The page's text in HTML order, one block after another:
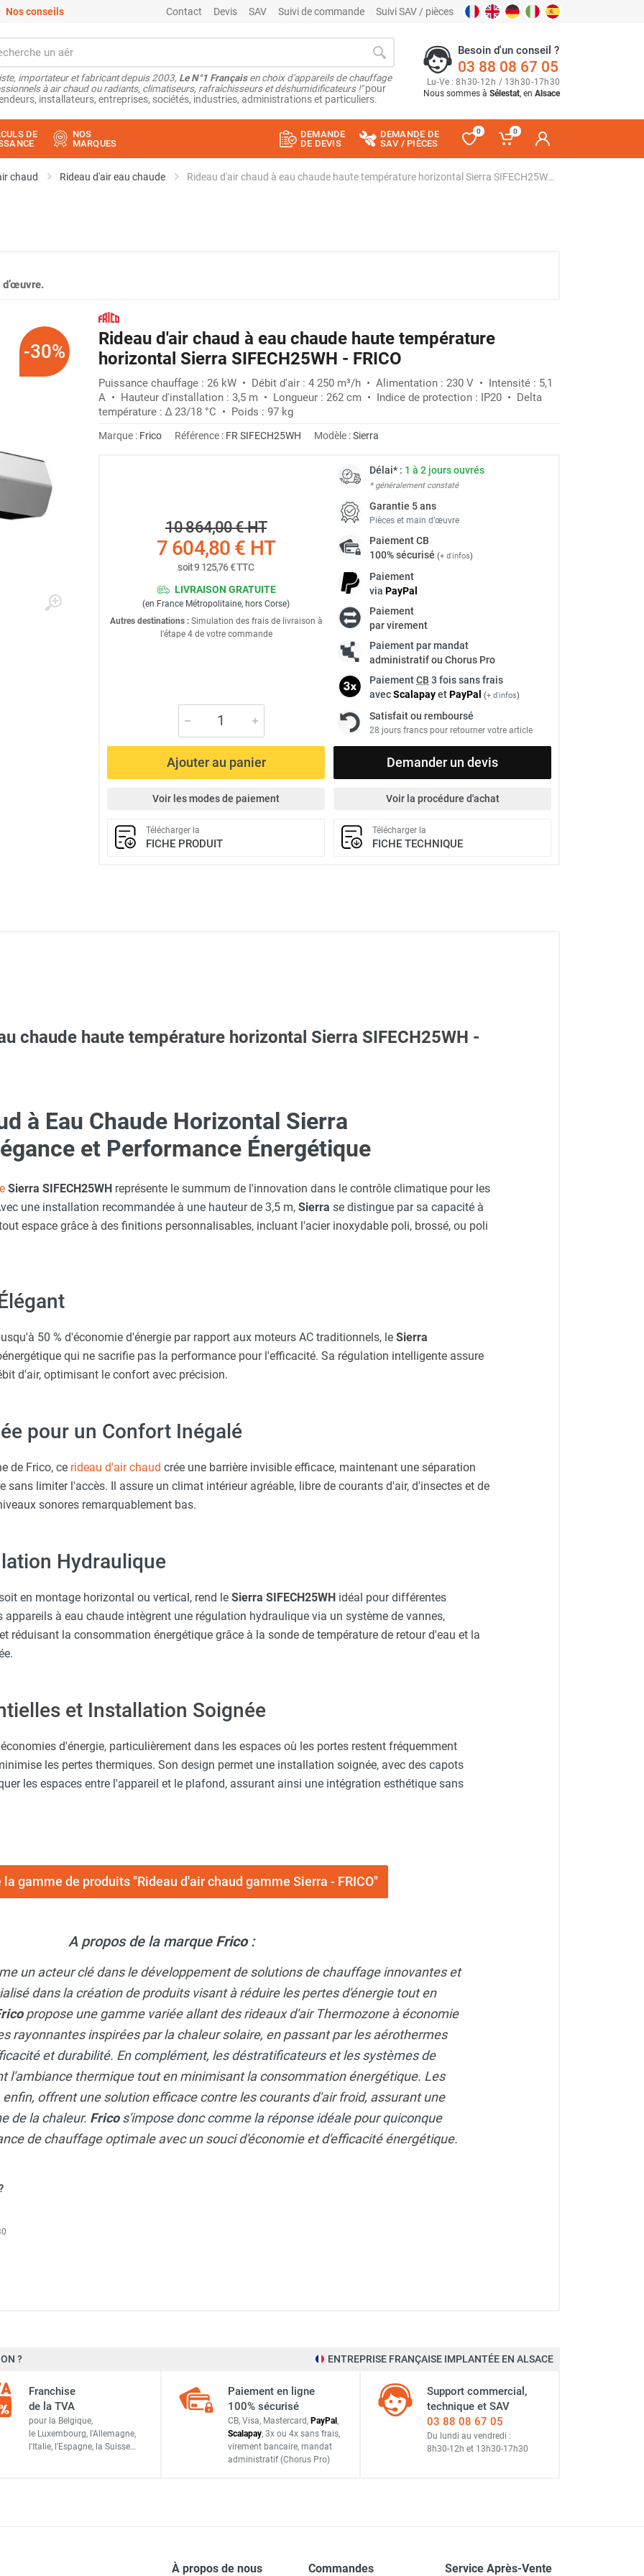
Nos conseils Contact Devis SAV Suivi de commande Suivi SAV / pièces
importateur et fabricant depuis 2003, Le N°1 Françaisen choix d'appareils de chauffage
à air chaud ou radiants, climatiseurs, rafraîchisseurs et déshumidificateurs !"pour
installateurs, entreprises, sociétés, industries, administrations et particuliers.
Besoin d'un conseil ?
03 88 08 67 05
Lu-Ve : 8h30-12h / 13h30-17h30
Nous sommes à Sélestat, en Alsace
DE
NOS
MARQUES
DEMANDE
DE DEVIS
DEMANDE DE
SAV / PIÈCES
0 0
chaud Rideau d'air eau chaude Rideau d'air chaud à eau chaude haute température horizontal Sierra SIFECH25WH - FRICO
-30% -30%
Rideau d'air chaud à eau chaude haute température
horizontal Sierra SIFECH25WH - FRICO
Puissance chauffage : 26 kW • Débit d'air : 4 250 m³/h • Alimentation : 230 V • Intensité : 5,1
A • Hauteur d'installation : 3,5 m • Longueur : 262 cm • Indice de protection : IP20 • Delta
température : ∆ 23/18 °C • Poids : 97 kg
Marque : Frico Référence : FR SIFECH25WH Modèle :Sierra
10 864,00 €HT
7 604,80 € HT
soit9 125,76 €TTC
LIVRAISON GRATUITE
(en France Métropolitaine, hors Corse)
Autres destinations :Simulation des frais de livraison à
l'étape 4 de votre commande
Délai* : 1 à 2 jours ouvrés
* généralement constaté
Garantie 5 ans
Pièces et main d’œuvre
PaiementCB
100% sécurisé (+ d'infos)
Paiement
via PayPal
Paiement
par virement
Paiement par mandat
administratif ou Chorus Pro
PaiementCB 3 fois sans frais
avecScalapayetPayPal (+ d'infos)
Satisfait ou remboursé
28 jours francs pour retourner votre article
Ajouter au panier Demander un devis
Voir les modes de paiement Voir la procédure d'achat
Télécharger la
FICHE PRODUIT
Télécharger la
FICHE TECHNIQUE
montage au plafond longueur 1 m - 4 pièces - PA34TR15 - FRICO
- FRICO
pour tiges filetées - PA34CB15 - FRICO
S - HUSQVARNA
XL - HUSQVARNA
XXL - HUSQVARNA
M - HUSQVARNA
chaude haute température horizontal Sierra SIFECH25WH -
à Eau Chaude Horizontal Sierra
et Performance Énergétique
Sierra SIFECH25WH représente le summum de l'innovation dans le contrôle climatique pour les
une installation recommandée à une hauteur de 3,5 m, Sierra se distingue par sa capacité à
espace grâce à des finitions personnalisables, incluant l'acier inoxydable poli, brossé, ou poli
50 % d'économie d'énergie par rapport aux moteurs AC traditionnels, le Sierra
qui ne sacrifie pas la performance pour l'efficacité. Sa régulation intelligente assure
d'air, optimisant le confort avec précision.
pour un Confort Inégalé
de Frico, ce rideau d'air chaud crée une barrière invisible efficace, maintenant une séparation
sans limiter l'accès. Il assure un climat intérieur agréable, libre de courants d'air, d'insectes et de
sonores remarquablement bas.
Hydraulique
en montage horizontal ou vertical, rend le Sierra SIFECH25WH idéal pour différentes
à eau chaude intègrent une régulation hydraulique via un système de vannes,
réduisant la consommation énergétique grâce à la sonde de température de retour d'eau et la
et Installation Soignée
d'énergie, particulièrement dans les espaces où les portes restent fréquemment
les pertes thermiques. Son design permet une installation soignée, avec des capots
les espaces entre l'appareil et le plafond, assurant ainsi une intégration esthétique sans
gamme de produits "Rideau d'air chaud gamme Sierra - FRICO"
A propos de la marque Frico:
un acteur clé dans le développement de solutions de chauffage innovantes et
dans la création de produits visant à réduire les pertes d'énergie tout en
propose une gamme variée allant des rideaux d'air Thermozone à économie
rayonnantes inspirées par la chaleur solaire, en passant par les aérothermes
et durabilité. En complément, les déstratificateurs et les systèmes de
l'ambiance thermique tout en minimisant la consommation énergétique. Les
enfin, offrent une solution efficace contre les courants d'air froid, assurant une
de la chaleur. Fricos'impose donc comme la réponse idéale pour quiconque
de chauffage optimale avec un souci d'économie et d'efficacité énergétique.
3,5 m
monophasé vertical Sierra SIFECV20A - FRICO
monophasé vertical Sierra SIFECV25A - FRICO
? ENTREPRISE FRANÇAISE IMPLANTÉE EN ALSACE
Franchise
de la TVA
pour la Belgique,
le Luxembourg, l'Allemagne,
l'Italie, l'Espagne, la Suisse…
Paiement en ligne
100% sécurisé
CB, Visa, Mastercard, PayPal,
Scalapay, 3x ou 4x sans frais,
virement bancaire, mandat
administratif (Chorus Pro)
Support commercial,
technique et SAV
03 88 08 67 05
Du lundi au vendredi :
8h30-12h et 13h30-17h30
À propos de nous Commandes Service Après-Vente